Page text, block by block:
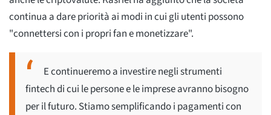
continua a dare priorità ai modi in cui gli utenti possono
"connettersi con i propri fan e monetizzare".
E continueremo a investire negli strumenti
fintech di cui le persone e le imprese avranno bisogno
per il futuro. Stiamo semplificando i pagamenti con